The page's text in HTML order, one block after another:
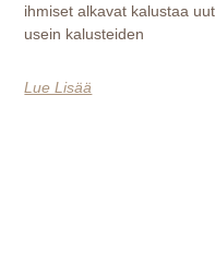
ihmiset alkavat kalustaa
usein kalusteiden
Lue Lisää